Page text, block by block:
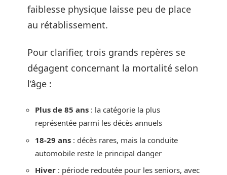
faiblesse physique laisse peu de place
au rétablissement.
Pour clarifier, trois grands repères se
dégagent concernant la mortalité selon
l’âge :
Plus de 85 ans : la catégorie la plus
représentée parmi les décès annuels
18-29 ans : décès rares, mais la conduite
automobile reste le principal danger
Hiver : période redoutée pour les seniors, avec